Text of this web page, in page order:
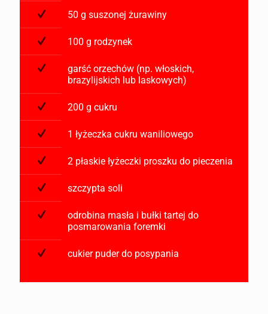
50 g suszonej żurawiny
100 g rodzynek
garść orzechów (np. włoskich,
brazylijskich lub laskowych)
200 g cukru
1 łyżeczka cukru waniliowego
2 płaskie łyżeczki proszku do pieczenia
szczypta soli
odrobina masła i bułki tartej do
posmarowania foremki
cukier puder do posypania